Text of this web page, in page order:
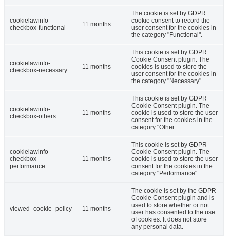
cookielawinfo-
checkbox-functional
11 months
The cookie is set by GDPR
cookie consent to record the
user consent for the cookies in
the category "Functional".
cookielawinfo-
checkbox-necessary
11 months
This cookie is set by GDPR
Cookie Consent plugin. The
cookies is used to store the
user consent for the cookies in
the category "Necessary".
cookielawinfo-
checkbox-others
11 months
This cookie is set by GDPR
Cookie Consent plugin. The
cookie is used to store the user
consent for the cookies in the
category "Other.
cookielawinfo-
checkbox-
performance
11 months
This cookie is set by GDPR
Cookie Consent plugin. The
cookie is used to store the user
consent for the cookies in the
category "Performance".
viewed_cookie_policy 11 months
The cookie is set by the GDPR
Cookie Consent plugin and is
used to store whether or not
user has consented to the use
of cookies. It does not store
any personal data.